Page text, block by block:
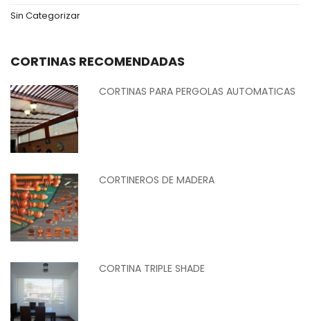
Sin Categorizar
CORTINAS RECOMENDADAS
CORTINAS PARA PERGOLAS AUTOMATICAS
CORTINEROS DE MADERA
CORTINA TRIPLE SHADE